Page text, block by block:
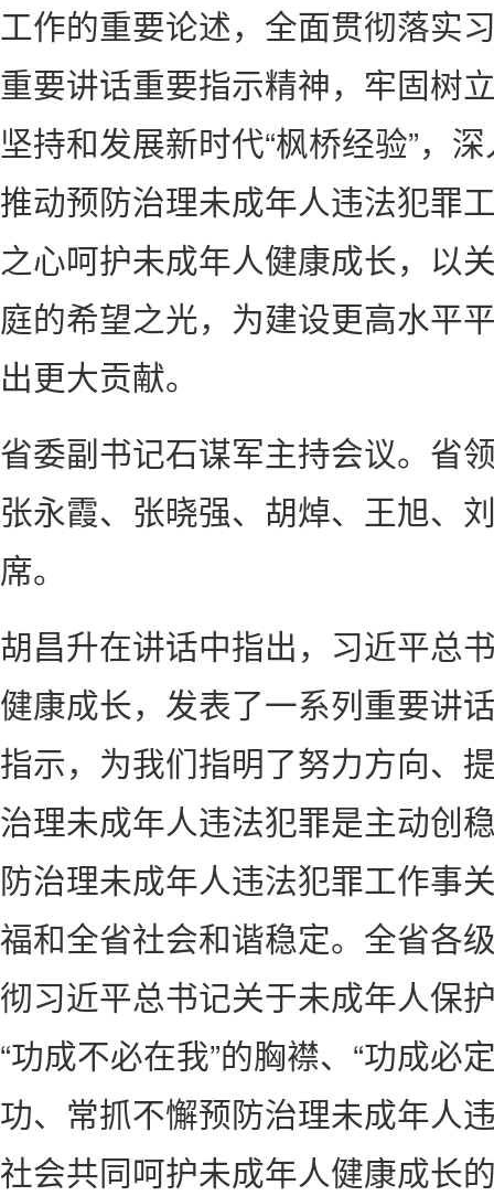
工作的重要论述，全面贯彻落实
重要讲话重要指示精神，牢固树
坚持和发展新时代“枫桥经验”，
推动预防治理未成年人违法犯罪
之心呵护未成年人健康成长，以
庭的希望之光，为建设更高水平
出更大贡献。
省委副书记石谋军主持会议。省
张永霞、张晓强、胡焯、王旭、
席。
胡昌升在讲话中指出，习近平总
健康成长，发表了一系列重要讲
指示，为我们指明了努力方向、
治理未成年人违法犯罪是主动创
防治理未成年人违法犯罪工作事
福和全省社会和谐稳定。全省各
彻习近平总书记关于未成年人保
“功成不必在我”的胸襟、“功成必
功、常抓不懈预防治理未成年人
社会共同呵护未成年人健康成长